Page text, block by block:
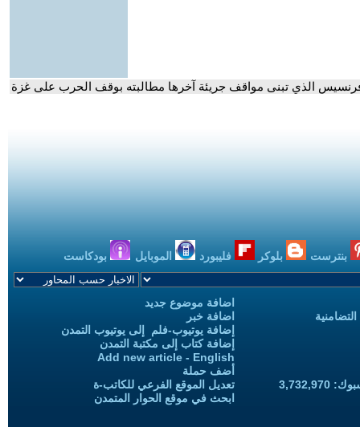
فرنسيس الذي تبنى مواقف جريئة آخرها مطالبته بوقف الحرب على غزة
بنترست بلوكر فليبورد الموبايل بودكاست
اضافة موضوع جديد
اضافة خبر
إضافة يوتيوب-فلم إلى يوتيوب التمدن
إضافة كتاب إلى مكتبة التمدن
Add new article - English
أضف حملة
تعديل الموقع الفرعي للكاتب-ة
ابحث في موقع الحوار المتمدن